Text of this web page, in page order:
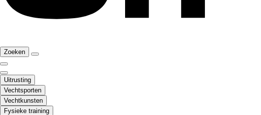
Zoeken
Uitrusting
Vechtsporten
Vechtkunsten
Fysieke training